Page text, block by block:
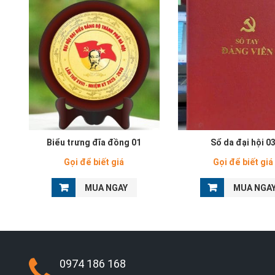
Biểu trưng đĩa đồng 01
Gọi để biết giá
MUA NGAY
Sổ da đại hội 03
Gọi để biết giá
MUA
0974 186 168